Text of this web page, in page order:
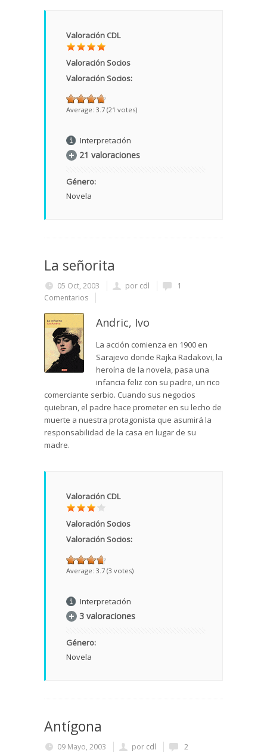
Valoración CDL
Valoración Socios
Valoración Socios:
Average: 3.7 (21 votes)
Interpretación
21 valoraciones
Género:
Novela
La señorita
05 Oct, 2003 por cdl
1
Comentarios
Andric, Ivo
La acción comienza en 1900 en
Sarajevo donde Rajka Radakovi, la
heroína de la novela, pasa una
infancia feliz con su padre, un rico
comerciante serbio. Cuando sus negocios
quiebran, el padre hace prometer en su lecho de
muerte a nuestra protagonista que asumirá la
responsabilidad de la casa en lugar de su
madre.
Valoración CDL
Valoración Socios
Valoración Socios:
Average: 3.7 (3 votes)
Interpretación
3 valoraciones
Género:
Novela
Antígona
09 Mayo, 2003 por cdl
2